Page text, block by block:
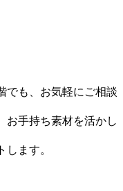
でも、お気軽にご相談
お手持ち素材を活かし
ます。